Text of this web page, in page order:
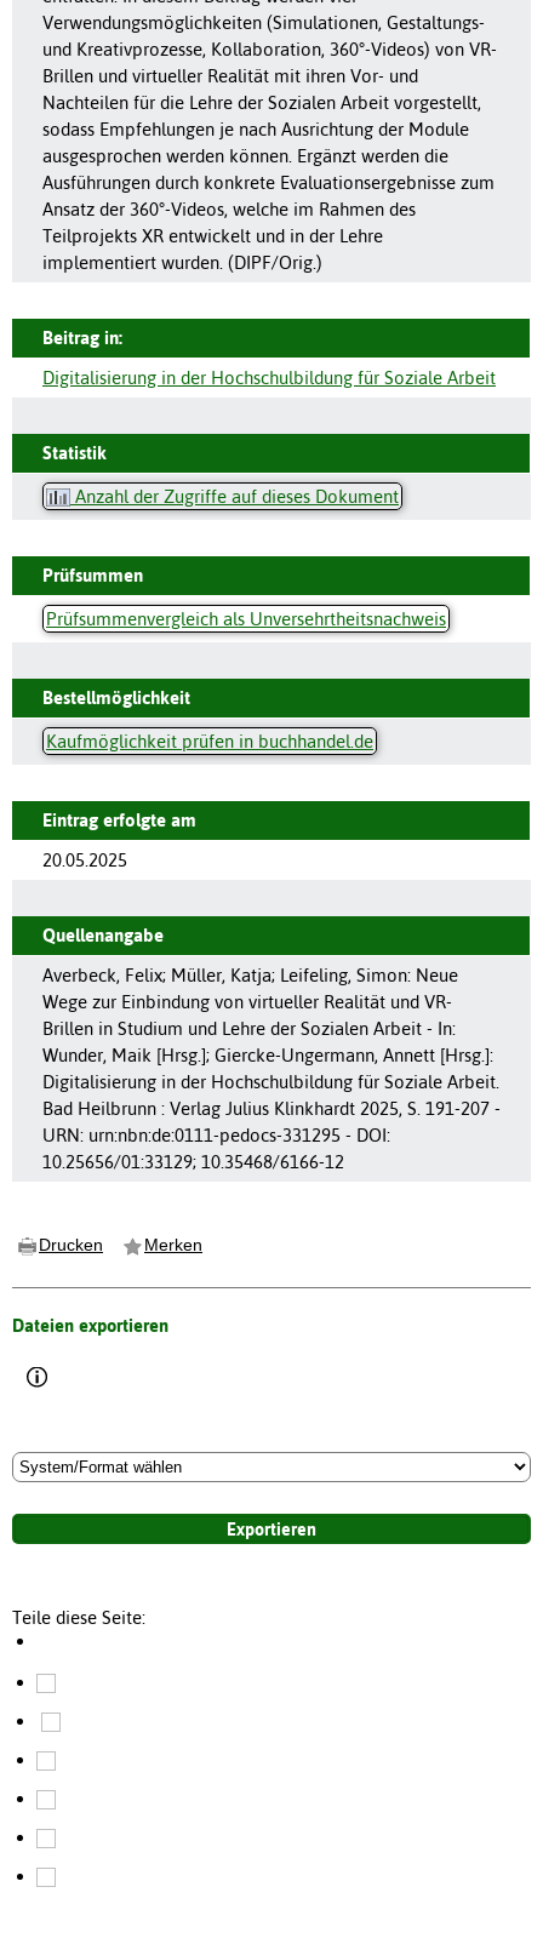
Verwendungsmöglichkeiten (Simulationen, Gestaltungs-
und Kreativprozesse, Kollaboration, 360°-Videos) von VR-
Brillen und virtueller Realität mit ihren Vor- und
Nachteilen für die Lehre der Sozialen Arbeit vorgestellt,
sodass Empfehlungen je nach Ausrichtung der Module
ausgesprochen werden können. Ergänzt werden die
Ausführungen durch konkrete Evaluationsergebnisse zum
Ansatz der 360°-Videos, welche im Rahmen des
Teilprojekts XR entwickelt und in der Lehre
implementiert wurden. (DIPF/Orig.)
Beitrag in:
Digitalisierung in der Hochschulbildung für Soziale Arbeit
Statistik
Anzahl der Zugriffe auf dieses Dokument
Prüfsummen
Prüfsummenvergleich als Unversehrtheitsnachweis
Bestellmöglichkeit
Kaufmöglichkeit prüfen in buchhandel.de
Eintrag erfolgte am
20.05.2025
Quellenangabe
Averbeck, Felix; Müller, Katja; Leifeling, Simon: Neue
Wege zur Einbindung von virtueller Realität und VR-
Brillen in Studium und Lehre der Sozialen Arbeit - In:
Wunder, Maik [Hrsg.]; Giercke-Ungermann, Annett [Hrsg.]:
Digitalisierung in der Hochschulbildung für Soziale Arbeit.
Bad Heilbrunn : Verlag Julius Klinkhardt 2025, S. 191-207 -
URN: urn:nbn:de:0111-pedocs-331295 - DOI:
10.25656/01:33129; 10.35468/6166-12
Drucken Merken
Dateien exportieren
Teile diese Seite: